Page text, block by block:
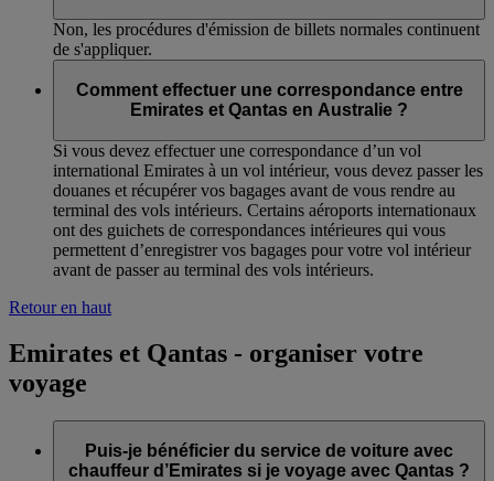
Non, les procédures d'émission de billets normales continuent
de s'appliquer.
Comment effectuer une correspondance entre
Emirates et Qantas en Australie ?
Si vous devez effectuer une correspondance d’un vol
international Emirates à un vol intérieur, vous devez passer les
douanes et récupérer vos bagages avant de vous rendre au
terminal des vols intérieurs. Certains aéroports internationaux
ont des guichets de correspondances intérieures qui vous
permettent d’enregistrer vos bagages pour votre vol intérieur
avant de passer au terminal des vols intérieurs.
Retour en haut
Emirates et Qantas - organiser votre
voyage
Puis-je bénéficier du service de voiture avec
chauffeur d’Emirates si je voyage avec Qantas ?